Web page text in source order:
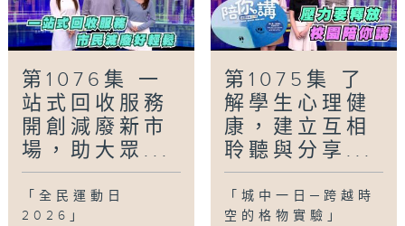
第1076集 一
站式回收服務
開創減廢新市
場，助大眾...
「全民運動日
2026」
第1075集 了
解學生心理健
康，建立互相
聆聽與分享...
「城中一日─跨越時
空的格物實驗」